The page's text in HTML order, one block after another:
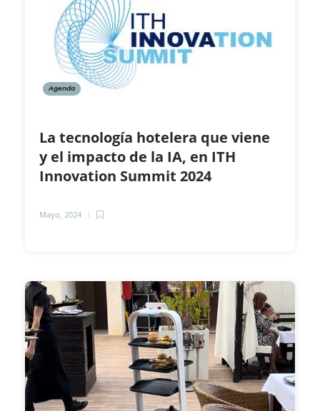
Agenda
La tecnología hotelera que viene
y el impacto de la IA, en ITH
Innovation Summit 2024
Mayo, 2024